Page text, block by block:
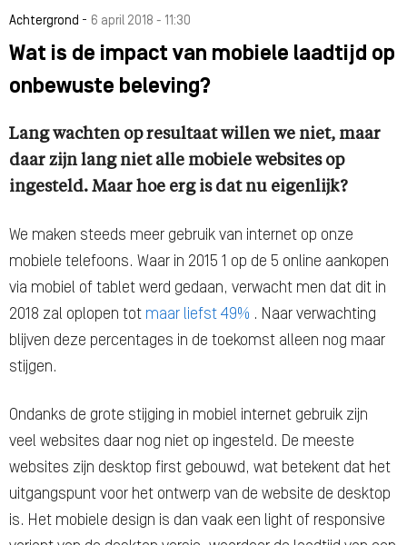
Achtergrond - 6 april 2018 - 11:30
Wat is de impact van mobiele laadtijd op
onbewuste beleving?
Lang wachten op resultaat willen we niet, maar
daar zijn lang niet alle mobiele websites op
ingesteld. Maar hoe erg is dat nu eigenlijk?
We maken steeds meer gebruik van internet op onze
mobiele telefoons. Waar in 2015 1 op de 5 online aankopen
via mobiel of tablet werd gedaan, verwacht men dat dit in
2018 zal oplopen tot maar liefst 49% . Naar verwachting
blijven deze percentages in de toekomst alleen nog maar
stijgen.
Ondanks de grote stijging in mobiel internet gebruik zijn
veel websites daar nog niet op ingesteld. De meeste
websites zijn desktop first gebouwd, wat betekent dat het
uitgangspunt voor het ontwerp van de website de desktop
is. Het mobiele design is dan vaak een light of responsive